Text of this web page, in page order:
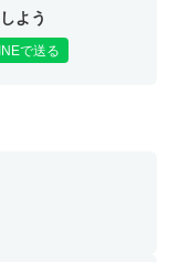
よう
で送る